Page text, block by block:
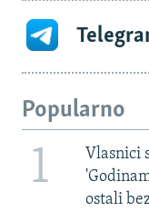
Popularno
1
Vlasnici
ostali